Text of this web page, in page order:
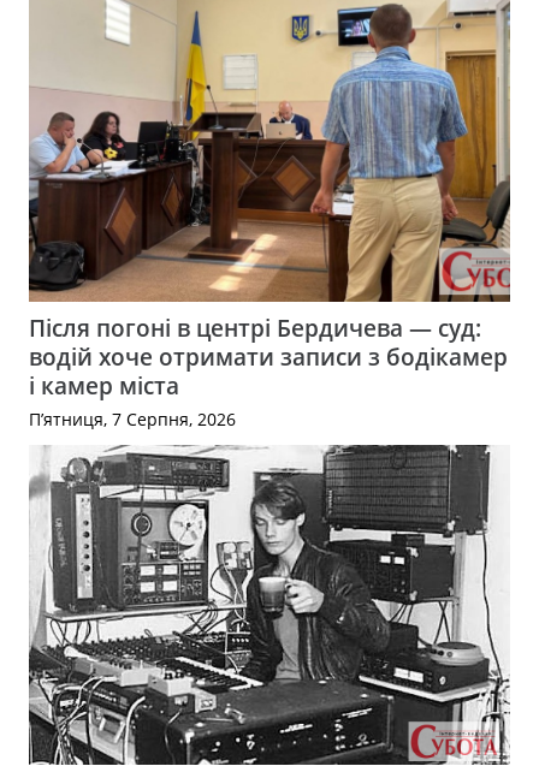
Після погоні в центрі Бердичева — суд:
водій хоче отримати записи з бодікамер
і камер міста
П’ятниця, 7 Серпня, 2026